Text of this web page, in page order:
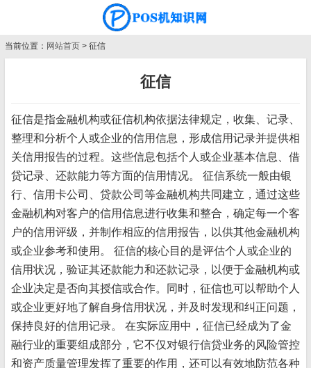
当前位置： 网站首页 > 征信
征信
征信是指金融机构或征信机构依据法律规定，收集、记录、
整理和分析个人或企业的信用信息，形成信用记录并提供相
关信用报告的过程。这些信息包括个人或企业基本信息、借
贷记录、还款能力等方面的信用情况。 征信系统一般由银
行、信用卡公司、贷款公司等金融机构共同建立，通过这些
金融机构对客户的信用信息进行收集和整合，确定每一个客
户的信用评级，并制作相应的信用报告，以供其他金融机构
或企业参考和使用。 征信的核心目的是评估个人或企业的
信用状况，验证其还款能力和还款记录，以便于金融机构或
企业决定是否向其授信或合作。同时，征信也可以帮助个人
或企业更好地了解自身信用状况，并及时发现和纠正问题，
保持良好的信用记录。 在实际应用中，征信已经成为了金
融行业的重要组成部分，它不仅对银行信贷业务的风险管控
和资产质量管理发挥了重要的作用，还可以有效地防范各种